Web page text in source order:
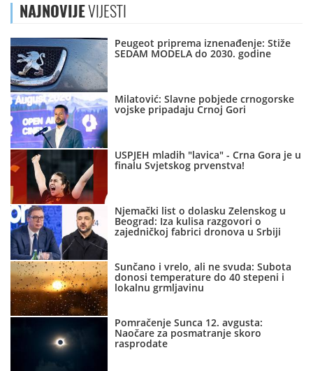
NAJNOVIJEVIJESTI
Peugeot priprema iznenađenje: Stiže
SEDAM MODELA do 2030. godine
Milatović: Slavne pobjede crnogorske
vojske pripadaju Crnoj Gori
USPJEH mladih "lavica" - Crna Gora je u
finalu Svjetskog prvenstva!
Njemački list o dolasku Zelenskog u
Beograd: Iza kulisa razgovori o
zajedničkoj fabrici dronova u Srbiji
Sunčano i vrelo, ali ne svuda: Subota
donosi temperature do 40 stepeni i
lokalnu grmljavinu
Pomračenje Sunca 12. avgusta:
Naočare za posmatranje skoro
rasprodate